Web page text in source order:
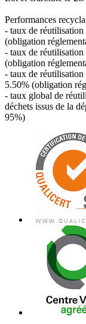
Performances
- taux de réutilisation
(obligation
- taux de réutilisation
(obligation
- taux de
5.50% (obligation
- taux global de
déchets issus de la
95%)